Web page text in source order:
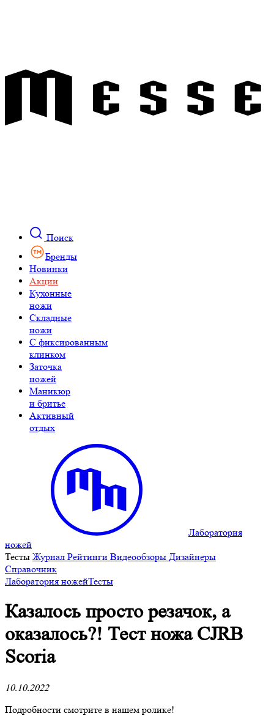
Поиск
Бренды
Новинки
Акции
Кухонные
ножи
Складные
ножи
C фиксированным
клинком
Заточка
ножей
Маникюр
и бритье
Активный
отдых
Лаборатория
ножей
Тесты Журнал Рейтинги Видеообзоры Дизайнеры
Справочник
Лаборатория ножейТесты
Казалось просто резачок, а
оказалось?! Тест ножа CJRB
Scoria
10.10.2022
Подробности смотрите в нашем ролике!